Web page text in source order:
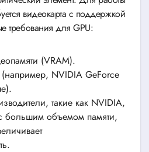
видеокарта с поддержкой
требования для GPU:
(VRAM).
NVIDIA GeForce
такие как NVIDIA,
большим объемом памяти,